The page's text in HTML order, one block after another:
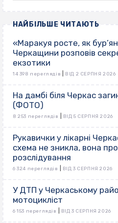
НАЙБІЛЬШЕ ЧИТАЮТЬ
«Маракуя росте, як
Черкащини розповів
екзотики
14 398 переглядів ВІД 2 СЕРПНЯ 2026
На дамбі біля Черкас
(ФОТО)
8 253 переглядів ВІД 5 СЕРПНЯ 2026
Рукавички у лікарні
схема не зникла, вона
розслідування
6 324 переглядів ВІД 3 СЕРПНЯ 2026
У ДТП у Черкаському
мотоцикліст
6 153 переглядів ВІД 3 СЕРПНЯ 2026